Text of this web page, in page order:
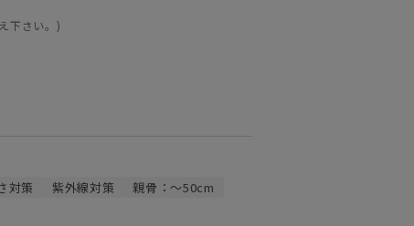
下さい。)
対策 紫外線対策
親骨：～50cm